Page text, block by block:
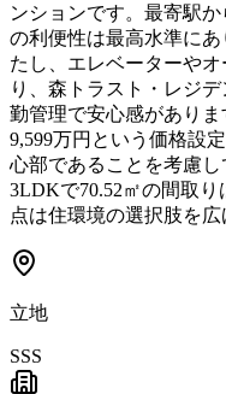
ンションです。最寄駅
の利便性は最高水準に
たし、エレベーターや
り、森トラスト・レジ
勤管理で安心感があり
9,599万円という価格設
心部であることを考慮し
3LDKで70.52㎡の間取
点は住環境の選択肢を広
立地
SSS